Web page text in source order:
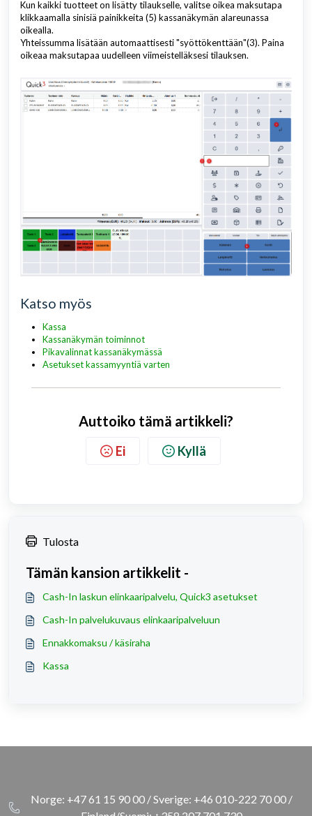
Kun kaikki tuotteet on lisätty tilaukselle, valitse oikea maksutapa
klikkaamalla sinisiä painikkeita (5) kassanäkymän alareunassa
oikealla.
Yhteissumma lisätään automaattisesti "syöttökenttään"(3). Paina
oikeaa maksutapaa uudelleen viimeistelläksesi tilauksen.
Katso myös
Kassa
Kassanäkymän toiminnot
Pikavalinnat kassanäkymässä
Asetukset kassamyyntiä varten
Auttoiko tämä artikkeli?
Ei Kyllä
Tulosta
Tämän kansion artikkelit -
Cash-In laskun elinkaaripalvelu, Quick3 asetukset
Cash-In palvelukuvaus elinkaaripalveluun
Ennakkomaksu / käsiraha
Kassa
Norge: +47 61 15 90 00 / Sverige: +46 010-222 70 00 /